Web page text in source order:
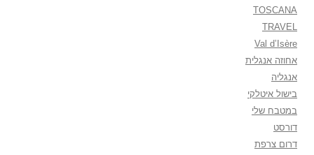
TOSCANA
TRAVEL
Val d’Isère
אחוזה אנגלית
אנגליה
בישול איטלקי
במטבח שלי
דורסט
דרום צרפת